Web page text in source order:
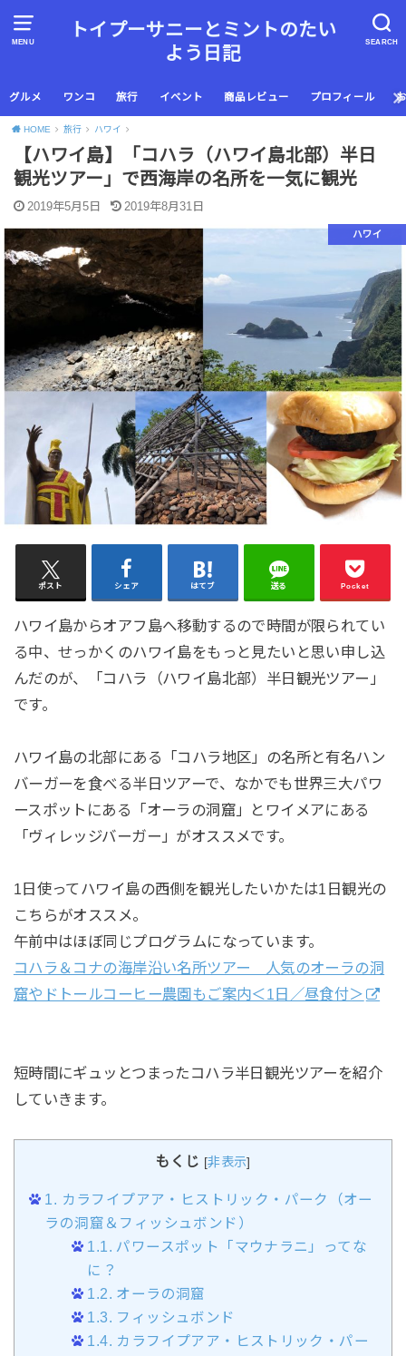
MENU SEARCH
トイプーサニーとミントのたい
よう日記
グルメ ワンコ 旅行 イベント 商品レビュー プロフィール
HOME 旅行 ハワイ
【ハワイ島】「コハラ（ハワイ島北部）半日
観光ツアー」で西海岸の名所を一気に観光
2019年5月5日 2019年8月31日
ハワイ
ポスト シェア はてブ 送る Pocket
ハワイ島からオアフ島へ移動するので時間が限られてい
る中、せっかくのハワイ島をもっと見たいと思い申し込
んだのが、「コハラ（ハワイ島北部）半日観光ツアー」
です。
ハワイ島の北部にある「コハラ地区」の名所と有名ハン
バーガーを食べる半日ツアーで、なかでも世界三大パワ
ースポットにある「オーラの洞窟」とワイメアにある
「ヴィレッジバーガー」がオススメです。
1日使ってハワイ島の西側を観光したいかたは1日観光の
こちらがオススメ。
午前中はほぼ同じプログラムになっています。
コハラ＆コナの海岸沿い名所ツアー 人気のオーラの洞
窟やドトールコーヒー農園もご案内＜1日／昼食付＞
短時間にギュッとつまったコハラ半日観光ツアーを紹介
していきます。
もくじ [非表示]
1. カラフイプアア・ヒストリック・パーク（オー
ラの洞窟＆フィッシュボンド）
1.1. パワースポット「マウナラニ」ってな
に？
1.2. オーラの洞窟
1.3. フィッシュボンド
1.4. カラフイプアア・ヒストリック・パー